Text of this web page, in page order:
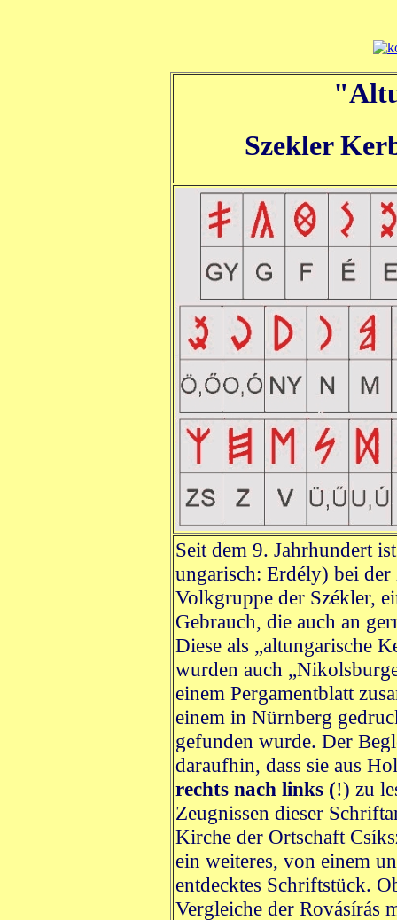
Szekler
Seit dem 9. Jahrhundert
ungarisch: Erdély) bei der
Volkgruppe der Székler,
Gebrauch, die auch an
Diese als „altungarische
wurden auch
einem Pergamentblatt
einem in Nürnberg
gefunden wurde. Der
daraufhin, dass sie aus
rechts nach links (!) zu
Zeugnissen dieser
Kirche der Ortschaft
ein weiteres, von einem
entdecktes Schriftstück.
Vergleiche der Rovásírás